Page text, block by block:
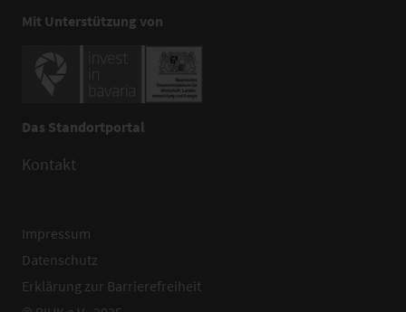
Mit Unterstützung von
Das Standortportal
Kontakt
Impressum
Datenschutz
Erklärung zur Barrierefreiheit